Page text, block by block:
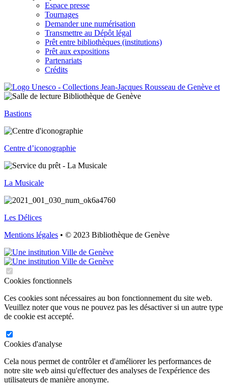
Espace presse
Tournages
Demander une numérisation
Transmettre au Dépôt légal
Prêt entre bibliothèques (institutions)
Prêt aux expositions
Partenariats
Crédits
Bastions
Centre d’iconographie
La Musicale
Les Délices
Mentions légales • © 2023 Bibliothèque de Genève
Cookies fonctionnels
Ces cookies sont nécessaires au bon fonctionnement du site web.
Veuillez noter que vous ne pouvez pas les désactiver si un autre type
de cookie est accepté.
Cookies d'analyse
Cela nous permet de contrôler et d'améliorer les performances de
notre site web ainsi qu'effectuer des analyses de l'expérience des
utilisateurs de manière anonyme.